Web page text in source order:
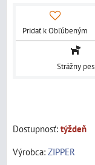
Pridať k Obľúbeným
Strážny pes
Dostupnosť: týždeň
Výrobca: ZIPPER